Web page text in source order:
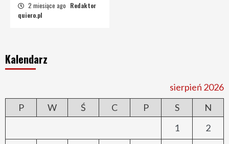
2 miesiące ago Redaktor
quiero.pl
Kalendarz
sierpień 2026
P
W Ś C P S
N
1
2